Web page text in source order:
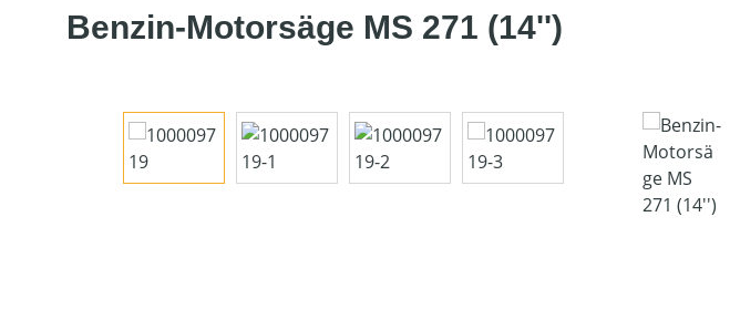
Benzin-Motorsäge MS 271 (14'')
Bildergalerie überspringen